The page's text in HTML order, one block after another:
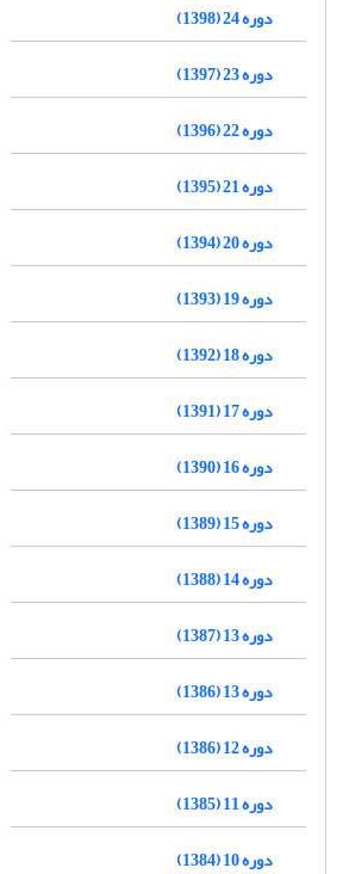
دوره 24 (1398)
دوره 23 (1397)
دوره 22 (1396)
دوره 21 (1395)
دوره 20 (1394)
دوره 19 (1393)
دوره 18 (1392)
دوره 17 (1391)
دوره 16 (1390)
دوره 15 (1389)
دوره 14 (1388)
دوره 13 (1387)
دوره 13 (1386)
دوره 12 (1386)
دوره 11 (1385)
دوره 10 (1384)